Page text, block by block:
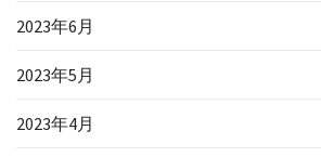
2023年6月
2023年5月
2023年4月